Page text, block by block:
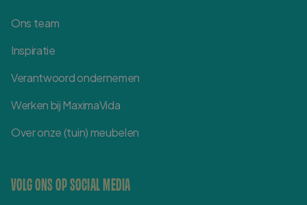
Ons team
Inspiratie
Verantwoord ondernemen
Werken bij MaximaVida
Over onze (tuin) meubelen
VOLG ONS OP SOCIAL MEDIA